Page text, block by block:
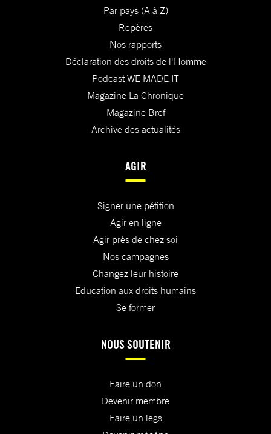
Par pays (A à Z)
Repères
Nos rapports
Déclaration des droits de l'Homme
Podcast WE MADE IT
Magazine La Chronique
Magazine Bref
Archive des actualités
AGIR
Signer une pétition
Agir en ligne
Agir près de chez soi
Nos campagnes
Changez leur histoire
Education aux droits humains
Se former
NOUS SOUTENIR
Faire un don
Devenir membre
Faire un legs